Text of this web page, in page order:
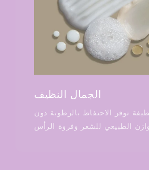
الجمال النظيف
توفر الاحتفاظ بالرطوبة دون